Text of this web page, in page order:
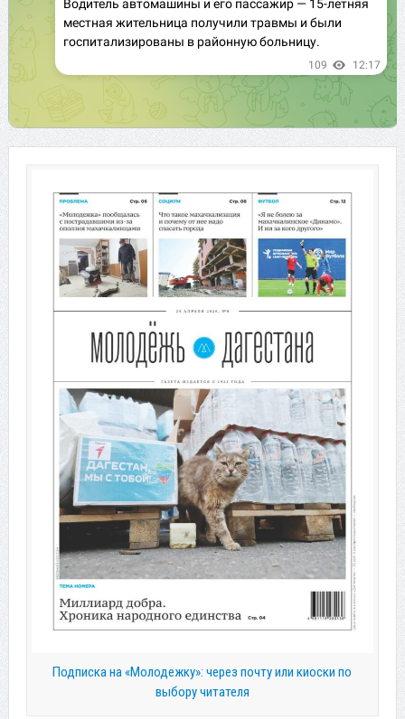
Подписка на «Молодежку»: через почту или киоски по
выбору читателя